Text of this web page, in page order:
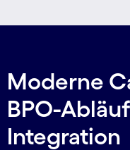
Moderne
BPO-
Integration